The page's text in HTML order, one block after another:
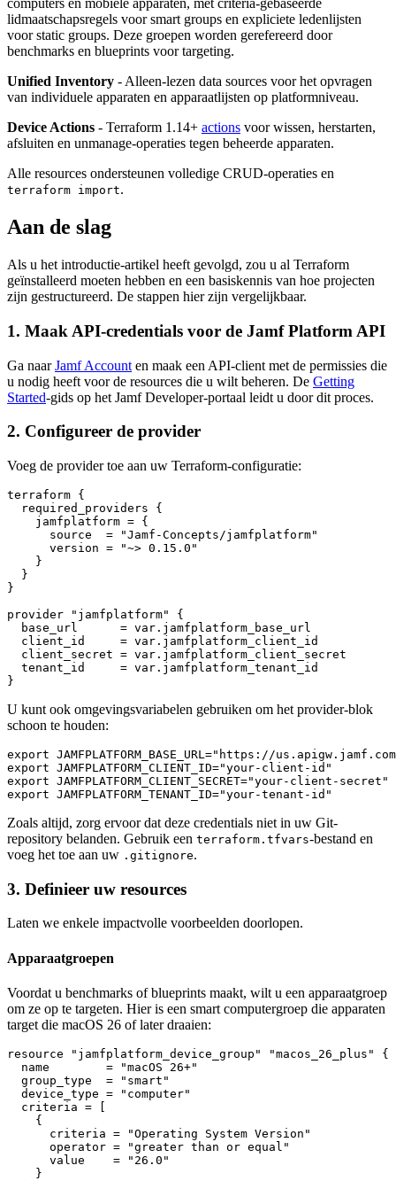
computers en mobiele apparaten, met criteria-gebaseerde
lidmaatschapsregels voor smart groups en expliciete ledenlijsten
voor static groups. Deze groepen worden gerefereerd door
benchmarks en blueprints voor targeting.
Unified Inventory - Alleen-lezen data sources voor het opvragen
van individuele apparaten en apparaatlijsten op platformniveau.
Device Actions - Terraform 1.14+ actions voor wissen, herstarten,
afsluiten en unmanage-operaties tegen beheerde apparaten.
Alle resources ondersteunen volledige CRUD-operaties en
terraform import.
Aan de slag
Als u het introductie-artikel heeft gevolgd, zou u al Terraform
geïnstalleerd moeten hebben en een basiskennis van hoe projecten
zijn gestructureerd. De stappen hier zijn vergelijkbaar.
1. Maak API-credentials voor de Jamf Platform API
Ga naarJamf Account en maak een API-client met de permissies die
u nodig heeft voor de resources die u wilt beheren. De Getting
Started-gids op het Jamf Developer-portaal leidt u door dit proces.
2. Configureer de provider
Voeg de provider toe aan uw Terraform-configuratie:
terraform {
  required_providers {
    jamfplatform = {
      source  = "Jamf-Concepts/jamfplatform"
      version = "~> 0.15.0"
    }
  }
}
provider "jamfplatform" {
  base_url      = var.jamfplatform_base_url
  client_id     = var.jamfplatform_client_id
  client_secret = var.jamfplatform_client_secret
  tenant_id     = var.jamfplatform_tenant_id
U kunt ook omgevingsvariabelen gebruiken om het provider-blok
schoon te houden:
export JAMFPLATFORM_BASE_URL="https://
export JAMFPLATFORM_CLIENT_ID="your-client-id"
export JAMFPLATFORM_CLIENT_SECRET="your-client-secret"
Zoals altijd, zorg ervoor dat deze credentials niet in uw Git-
repository belanden. Gebruik een terraform.tfvars-bestand en
voeg het toe aan uw .gitignore.
3. Definieer uw resources
Laten we enkele impactvolle voorbeelden doorlopen.
Apparaatgroepen
Voordat u benchmarks of blueprints maakt, wilt u een apparaatgroep
om ze op te targeten. Hier is een smart computergroep die apparaten
target die macOS 26 of later draaien:
resource "jamfplatform_device_group" "macos_26_plus" {
  name        = "macOS 26+"
  group_type  = "smart"
  device_type = "computer"
  criteria = [
    {
      criteria = "Operating System Version"
      operator = "greater than or equal"
      value    = "26.0"
    }